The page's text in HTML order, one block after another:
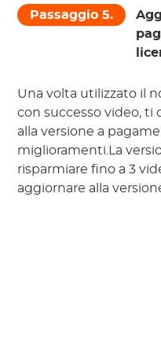
Passaggio 5.
Una volta utilizzato il
con successo video, ti
alla versione a
miglioramenti.La
risparmiare fino a 3
aggiornare alla